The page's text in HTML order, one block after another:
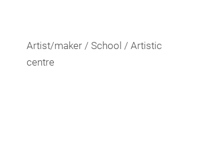
Artist/maker / School / Artistic
centre